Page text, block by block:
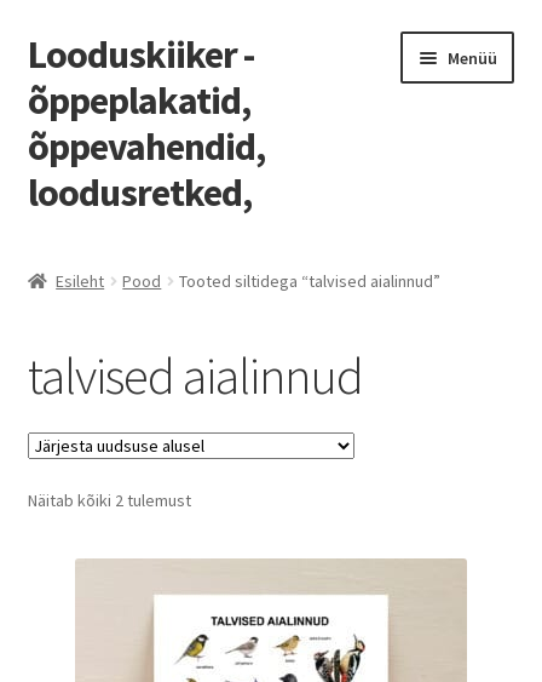
Liigu
navigeerimisele
Liigu
sisu
juurde
Looduskiiker -
õppeplakatid,
õppevahendid,
loodusretked,
Menüü
Home
Homepage
Kassa
Kontakt
Esileht Pood Tooted siltidega “talvised aialinnud”
talvised aialinnud
Näitab kõiki 2 tulemustSorditud